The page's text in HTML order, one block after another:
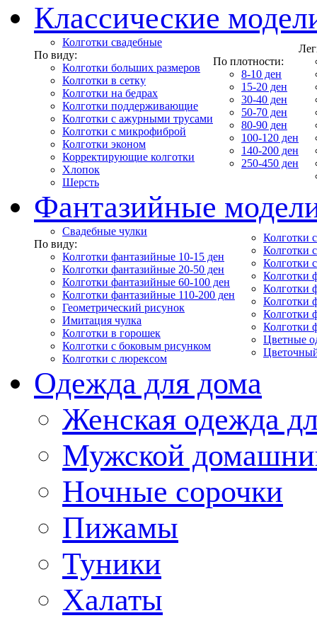
Классические
Колготки свадебные
По виду:
Колготки больших размеров
Колготки в сетку
Колготки на бедрах
Колготки поддерживающие
Колготки с ажурными трусами
Колготки с микрофиброй
Колготки эконом
Корректирующие колготки
Хлопок
Шерсть
По плотности:
8-10 ден
15-20 ден
30-40 ден
50-70 ден
80-90 ден
100-120 ден
140-200 ден
250-450 ден
Фантазийные
Свадебные чулки
По виду:
Колготки фантазийные 10-15 ден
Колготки фантазийные 20-50 ден
Колготки фантазийные 60-100 ден
Колготки фантазийные 110-200 ден
Геометрический рисунок
Имитация чулка
Колготки в горошек
Колготки с боковым рисунком
Колготки с люрексом
Колготки
Колготки
Колготки
Колготки
Колготки
Колготки
Колготки
Колготки
Цветные
Одежда для дома
Женская одежда
Мужской
Ночные сорочки
Пижамы
Туники
Халаты